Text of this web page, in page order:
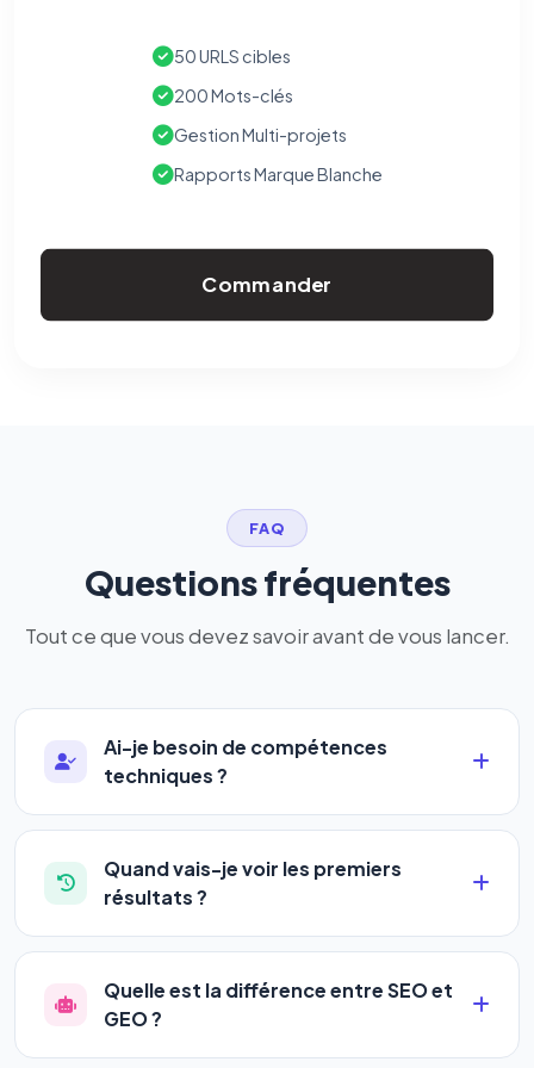
50 URLS cibles
200 Mots-clés
Gestion Multi-projets
Rapports Marque Blanche
Commander
FAQ
Questions fréquentes
Tout ce que vous devez savoir avant de vous lancer.
Ai-je besoin de compétences
techniques ?
Absolument pas. Notre logiciel a été conçu pour
être accessible àtous les profils: artisans,
commerçants, auto-entrepreneurs, PME ou
complexe — vous renseignez l'adresse de votre
site, décrivez votre activité, et le logiciel gère tout
en automatique 24h/24.
Quand vais-je voir les premiers
résultats ?
La plupart de nos utilisateurs observent une
amélioration de leur positionnement en4 à 6
semaines. Le référencement est un marathon, pas
Quelle est la différence entre SEO et
GEO ?